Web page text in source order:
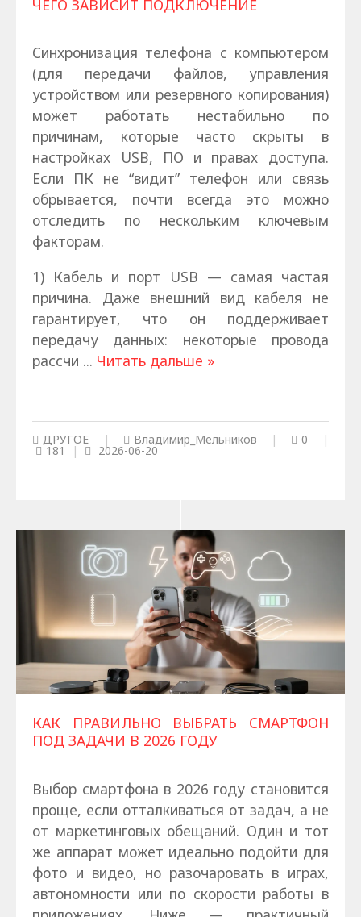
ЧЕГО ЗАВИСИТ ПОДКЛЮЧЕНИЕ
Синхронизация телефона с компьютером
(для передачи файлов, управления
устройством или резервного копирования)
может работать нестабильно по
причинам, которые часто скрыты в
настройках USB, ПО и правах доступа.
Если ПК не “видит” телефон или связь
обрывается, почти всегда это можно
отследить по нескольким ключевым
факторам.
1) Кабель и порт USB — самая частая
причина. Даже внешний вид кабеля не
гарантирует, что он поддерживает
передачу данных: некоторые провода
рассчи ... Читать дальше »
ДРУГОЕ | Владимир_Мельников | 0 |
181 | 2026-06-20
КАК ПРАВИЛЬНО ВЫБРАТЬ СМАРТФОН
ПОД ЗАДАЧИ В 2026 ГОДУ
Выбор смартфона в 2026 году становится
проще, если отталкиваться от задач, а не
от маркетинговых обещаний. Один и тот
же аппарат может идеально подойти для
фото и видео, но разочаровать в играх,
автономности или по скорости работы в